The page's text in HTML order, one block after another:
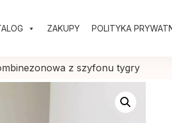
ZAKUPY POLITYKA
z szyfonu tygry